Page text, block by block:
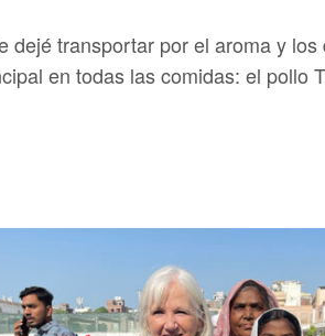
transportar por el aroma y
en todas las comidas: el pollo